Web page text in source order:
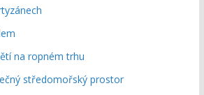
na ropném trhu
středomořský prostor